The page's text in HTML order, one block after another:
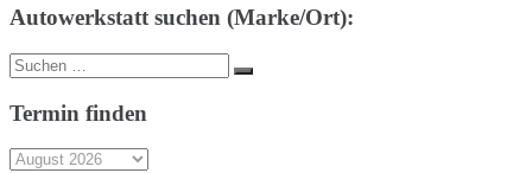
Autowerkstatt suchen (Marke/Ort):
Suche
nach:
Suchen
Termin finden